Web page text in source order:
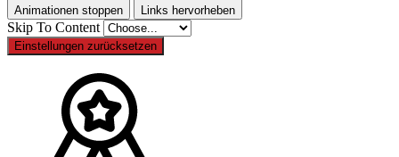
Animationen stoppen Links hervorheben
Skip To Content
Einstellungen zurücksetzen